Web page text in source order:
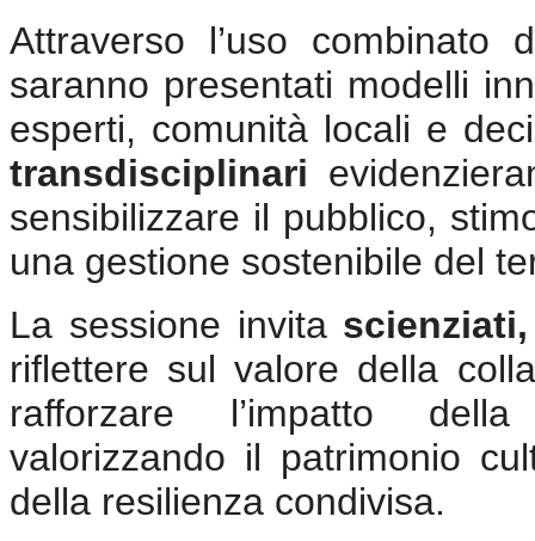
Attraverso l’uso combinato
saranno presentati modelli
esperti, comunità locali e
transdisciplinari
sensibilizzare il pubblico,
una gestione sostenibile del
La sessione invita
riflettere sul valore della
rafforzare l’impatto
valorizzando il patrimonio
della resilienza condivisa.